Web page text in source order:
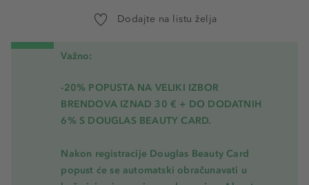
Dodajte na listu želja
Važno:
-20% POPUSTA NA VELIKI IZBOR
BRENDOVA IZNAD 30 € + DO DODATNIH
6% S DOUGLAS BEAUTY CARD.
Nakon registracije Douglas Beauty Card
popust će se automatski obračunavati u